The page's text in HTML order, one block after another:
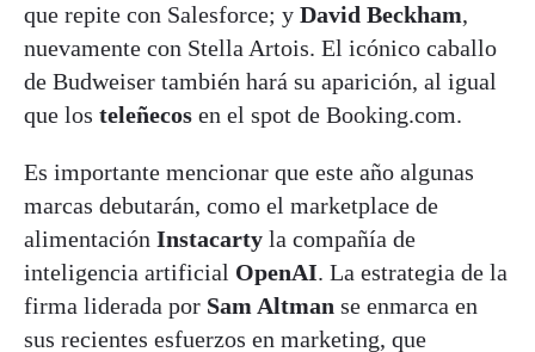
que repite con Salesforce; y David Beckham,
nuevamente con Stella Artois. El icónico caballo
de Budweiser también hará su aparición, al igual
que los teleñecos en el spot de Booking.com.
Es importante mencionar que este año algunas
marcas debutarán, como el marketplace de
alimentación Instacarty la compañía de
inteligencia artificial OpenAI. La estrategia de la
firma liderada por Sam Altman se enmarca en
sus recientes esfuerzos en marketing, que